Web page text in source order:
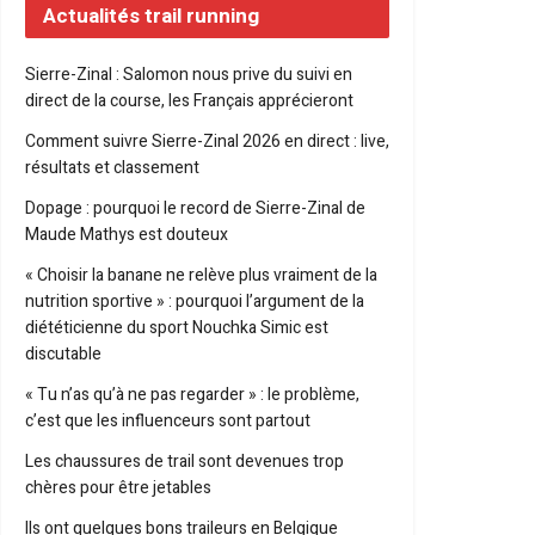
Actualités trail running
Sierre-Zinal : Salomon nous prive du suivi en
direct de la course, les Français apprécieront
Comment suivre Sierre-Zinal 2026 en direct : live,
résultats et classement
Dopage : pourquoi le record de Sierre-Zinal de
Maude Mathys est douteux
« Choisir la banane ne relève plus vraiment de la
nutrition sportive » : pourquoi l’argument de la
diététicienne du sport Nouchka Simic est
discutable
« Tu n’as qu’à ne pas regarder » : le problème,
c’est que les influenceurs sont partout
Les chaussures de trail sont devenues trop
chères pour être jetables
Ils ont quelques bons traileurs en Belgique